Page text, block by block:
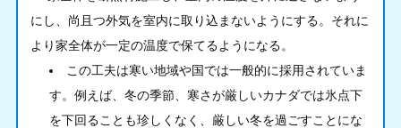
にし、尚且つ外気を室内に取り込まないようにする。それに
より家全体が一定の温度で保てるようになる。
この工夫は寒い地域や国では一般的に採用されていま
す。例えば、冬の季節、寒さが厳しいカナダでは氷点下
を下回ることも珍しくなく、厳しい冬を過ごすことにな